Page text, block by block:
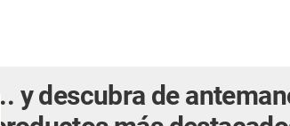
... y descubra de